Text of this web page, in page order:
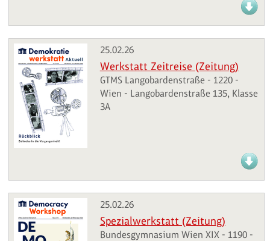
25.02.26
Werkstatt Zeitreise (Zeitung)
GTMS Langobardenstraße - 1220 -
Wien - Langobardenstraße 135, Klasse
3A
25.02.26
Spezialwerkstatt (Zeitung)
Bundesgymnasium Wien XIX - 1190 -